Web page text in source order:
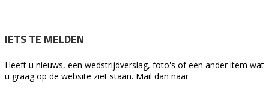
IETS TE MELDEN
Heeft u nieuws, een wedstrijdverslag, foto's of een ander item wat
u graag op de website ziet staan. Mail dan naar